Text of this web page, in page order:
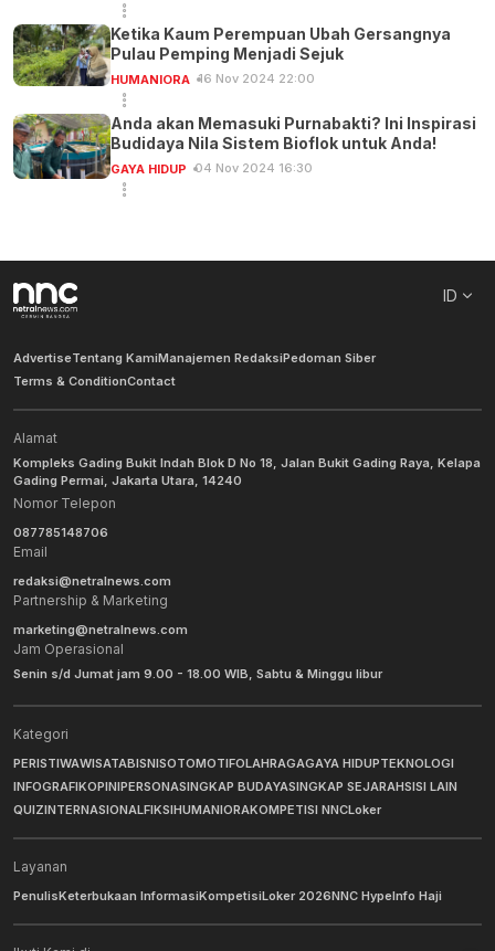
Ketika Kaum Perempuan Ubah Gersangnya
Pulau Pemping Menjadi Sejuk
HUMANIORA 16 Nov 2024 22:00
Anda akan Memasuki Purnabakti? Ini Inspirasi
Budidaya Nila Sistem Bioflok untuk Anda!
GAYA HIDUP 04 Nov 2024 16:30
ID
AdvertiseTentang KamiManajemen RedaksiPedoman Siber
Terms & ConditionContact
Alamat
Kompleks Gading Bukit Indah Blok D No 18, Jalan Bukit Gading Raya, Kelapa
Gading Permai, Jakarta Utara, 14240
Nomor Telepon
087785148706
Email
redaksi@netralnews.com
Partnership & Marketing
marketing@netralnews.com
Jam Operasional
Senin s/d Jumat jam 9.00 - 18.00 WIB, Sabtu & Minggu libur
Kategori
PERISTIWAWISATABISNISOTOMOTIFOLAHRAGAGAYA HIDUPTEKNOLOGI
INFOGRAFIKOPINIPERSONASINGKAP BUDAYASINGKAP SEJARAHSISI LAIN
QUIZINTERNASIONALFIKSIHUMANIORAKOMPETISI NNCLoker
Layanan
PenulisKeterbukaan InformasiKompetisiLoker 2026NNC HypeInfo Haji